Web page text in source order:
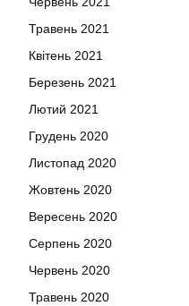
Травень 2021
Квітень 2021
Березень 2021
Лютий 2021
Грудень 2020
Листопад 2020
Жовтень 2020
Вересень 2020
Серпень 2020
Червень 2020
Травень 2020